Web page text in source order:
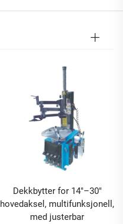
Dekkbytter for 14"–30"
hovedaksel, multifunksjonell,
med justerbar